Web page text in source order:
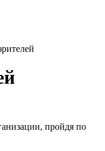
пройдя по